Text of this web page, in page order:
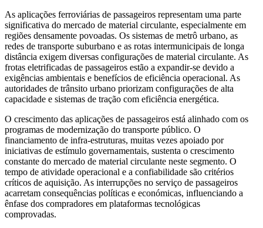
As aplicações ferroviárias de passageiros representam uma parte
significativa do mercado de material circulante, especialmente em
regiões densamente povoadas. Os sistemas de metrô urbano, as
redes de transporte suburbano e as rotas intermunicipais de longa
distância exigem diversas configurações de material circulante. As
frotas eletrificadas de passageiros estão a expandir-se devido a
exigências ambientais e benefícios de eficiência operacional. As
autoridades de trânsito urbano priorizam configurações de alta
capacidade e sistemas de tração com eficiência energética.
O crescimento das aplicações de passageiros está alinhado com os
programas de modernização do transporte público. O
financiamento de infra-estruturas, muitas vezes apoiado por
iniciativas de estímulo governamentais, sustenta o crescimento
constante do mercado de material circulante neste segmento. O
tempo de atividade operacional e a confiabilidade são critérios
críticos de aquisição. As interrupções no serviço de passageiros
acarretam consequências políticas e económicas, influenciando a
ênfase dos compradores em plataformas tecnológicas
comprovadas.